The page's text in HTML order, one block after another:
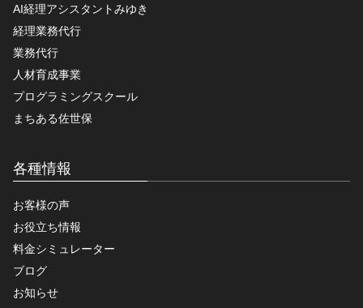
AI経理アシスタントみゆき
経理業務代行
業務代行
人材育成事業
プログラミングスクール
まちある佐世保
各種情報
お客様の声
お役立ち情報
料金シミュレーター
ブログ
お知らせ